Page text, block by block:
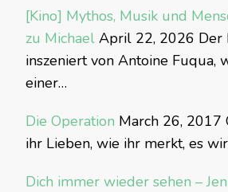
[Kino] Mythos, Musik und
zu Michael April 22, 2026 Der
inszeniert von Antoine Fuqua,
einer…
Die Operation March 26, 2017
ihr Lieben, wie ihr merkt, es
Dich immer wieder sehen –